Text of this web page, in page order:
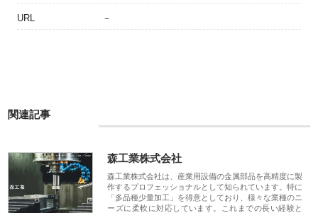
URL －
関連記事
森工業株式会社
森工業株式会社は、産業用設備の金属部品を高精度に製
作するプロフェッショナルとして知られています。特に
「多品種少量加工」を得意としており、様々な業種のニ
ーズに柔軟に対応しています。これまでの長い経験と